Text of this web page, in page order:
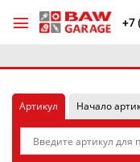
+7
Артикул Начало